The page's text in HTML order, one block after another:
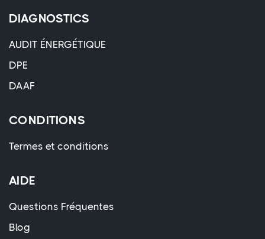
DIAGNOSTICS
AUDIT ÉNERGÉTIQUE
DPE
DAAF
CONDITIONS
Termes et conditions
AIDE
Questions Fréquentes
Blog